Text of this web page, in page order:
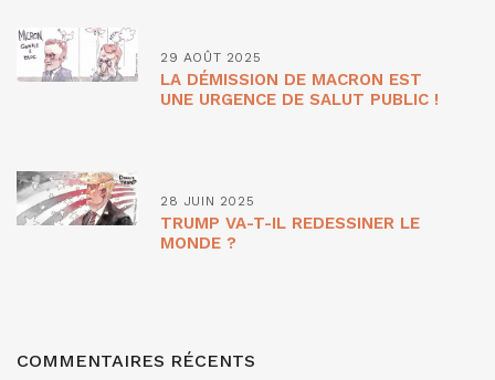
29 AOÛT 2025
LA DÉMISSION DE MACRON EST
UNE URGENCE DE SALUT PUBLIC !
28 JUIN 2025
TRUMP VA-T-IL REDESSINER LE
MONDE ?
COMMENTAIRES RÉCENTS